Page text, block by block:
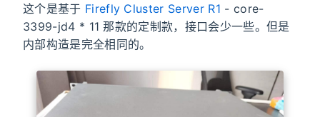
这个是基于 Firefly Cluster Server R1 - core-
3399-jd4 * 11 那款的定制款，接口会少一些。但是
内部构造是完全相同的。